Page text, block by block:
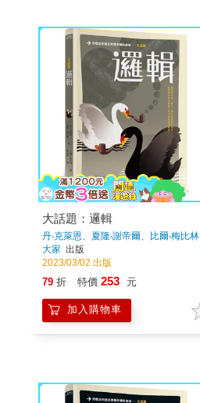
大話題：邏輯
丹‧克萊恩、夏隆‧謝帝爾、比爾‧梅比林
著
大家 出版
2023/03/02 出版
79 折 特價 253 元
加入購物車